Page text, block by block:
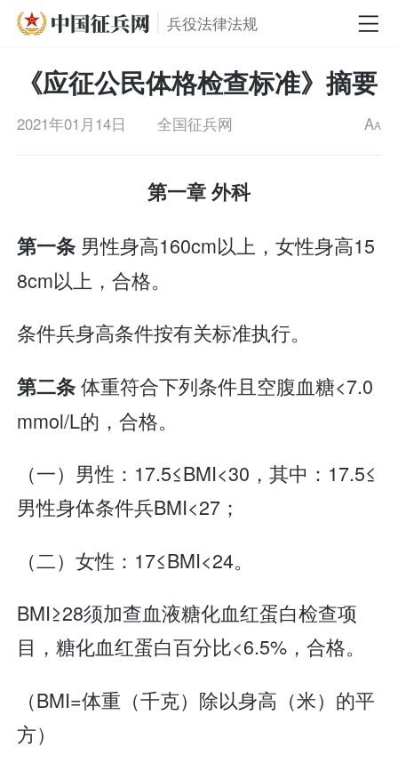
兵役法律法规
《应征公民体格检查标准》摘要
2021年01月14日 全国征兵网 AA
第一章 外科
第一条 男性身高160cm以上，女性身高15
8cm以上，合格。
条件兵身高条件按有关标准执行。
第二条体重符合下列条件且空腹血糖<7.0
mmol/L的，合格。
（一）男性：17.5≤BMI<30，其中：17.5≤
男性身体条件兵BMI<27；
（二）女性：17≤BMI<24。
BMI≥28须加查血液糖化血红蛋白检查项
目，糖化血红蛋白百分比<6.5%，合格。
（BMI=体重（千克）除以身高（米）的平
方）